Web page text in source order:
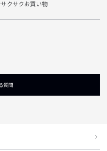
クサクお買い物
質問